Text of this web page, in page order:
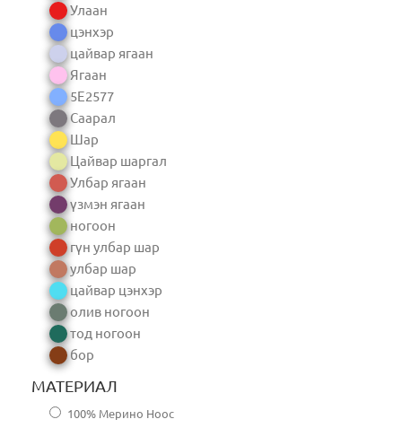
Улаан
цэнхэр
цайвар ягаан
Ягаан
5E2577
Саарал
Шар
Цайвар шаргал
Улбар ягаан
үзмэн ягаан
ногоон
гүн улбар шар
улбар шар
цайвар цэнхэр
олив ногоон
тод ногоон
бор
МАТЕРИАЛ
100% Мерино Ноос